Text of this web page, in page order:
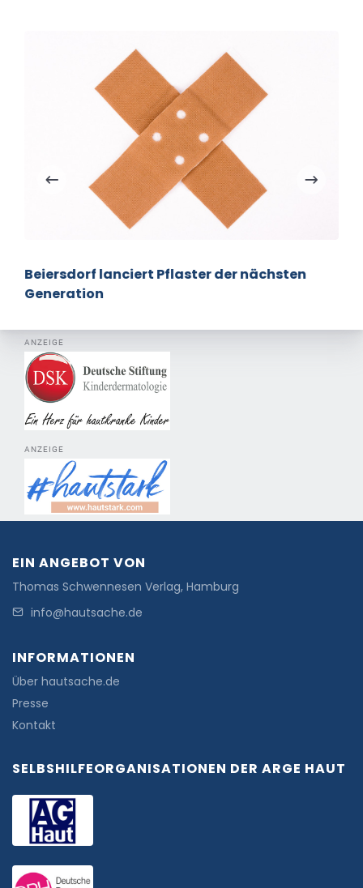
Beiersdorf lanciert Pflaster der nächsten
Generation
ANZEIGE
ANZEIGE
EIN ANGEBOT VON
Thomas Schwennesen Verlag, Hamburg
info@hautsache.de
INFORMATIONEN
Über hautsache.de
Presse
Kontakt
SELBSHILFEORGANISATIONEN DER ARGE HAUT